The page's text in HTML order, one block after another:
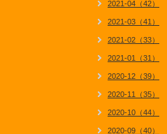
2021-04（42）
2021-03（41）
2021-02（33）
2021-01（31）
2020-12（39）
2020-11（35）
2020-10（44）
2020-09（40）